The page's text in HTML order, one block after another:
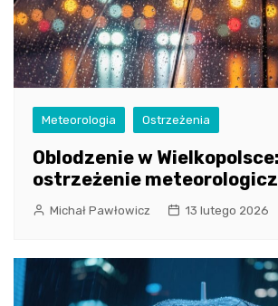
Meteorologia Ostrzeżenia
Oblodzenie w
ostrzeżenie
Michał Pawłowicz 13 lutego 2026